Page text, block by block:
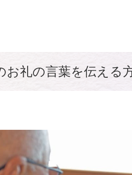
お礼の言葉を伝える